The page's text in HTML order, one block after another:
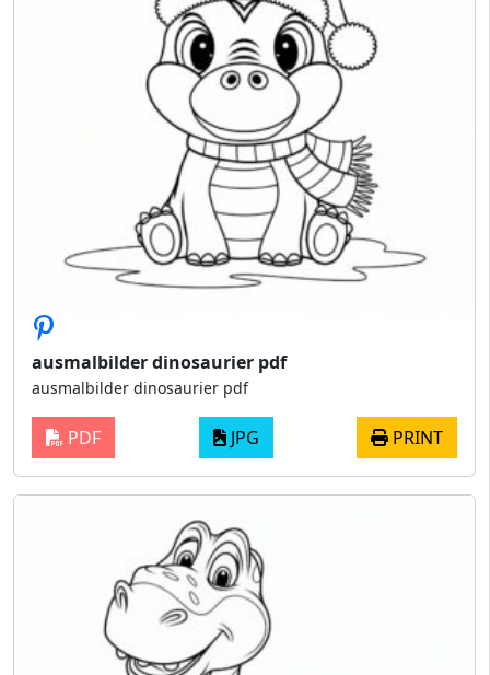
ausmalbilder dinosaurier pdf
ausmalbilder dinosaurier pdf
PDF JPG PRINT